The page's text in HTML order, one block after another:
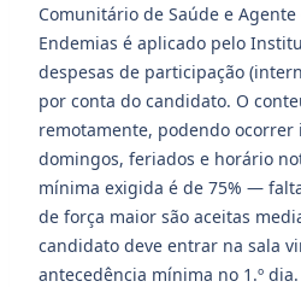
Comunitário de Saúde e Agente
Endemias é aplicado pelo
despesas de participação
por conta do candidato. O
remotamente, podendo ocorrer
domingos, feriados e horário
mínima exigida é de 75% —
de força maior são aceitas
candidato deve entrar na sala
antecedência mínima no 1.º dia.